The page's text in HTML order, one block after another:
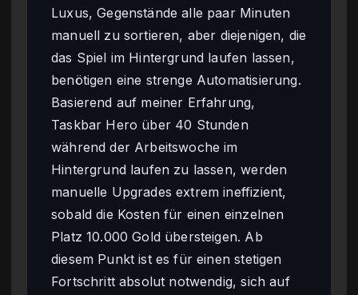
Luxus, Gegenstände alle paar Minuten
manuell zu sortieren, aber diejenigen, die
das Spiel im Hintergrund laufen lassen,
benötigen eine strenge Automatisierung.
Basierend auf meiner Erfahrung,
Taskbar Hero über 40 Stunden
während der Arbeitswoche im
Hintergrund laufen zu lassen, werden
manuelle Upgrades extrem ineffizient,
sobald die Kosten für einen einzelnen
Platz 10.000 Gold übersteigen. Ab
diesem Punkt ist es für einen stetigen
Fortschritt absolut notwendig, sich auf